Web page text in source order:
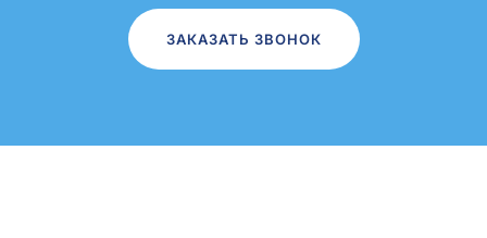
ЗАКАЗАТЬ ЗВОНОК